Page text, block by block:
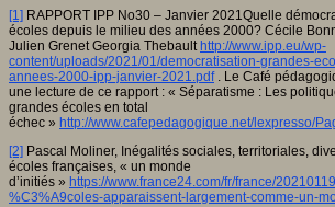
[1] RAPPORT IPP No30 – Janvier 2021Quelle
écoles depuis le milieu des années 2000? Cécile
Julien Grenet Georgia Thebault http://www.ipp.eu/wp-
content/uploads/2021/01/democratisation-grandes-
annees-2000-ipp-janvier-2021.pdf. Le Café
une lecture de ce rapport : « Séparatisme : Les
grandes écoles en total
échec » http://www.cafepedagogique.net/lexpresso/
[2] Pascal Moliner, Inégalités sociales, territoriales,
écoles françaises, « un monde
d’initiés » https://www.france24.com/fr/france/
%C3%A9coles-apparaissent-largement-comme-un-